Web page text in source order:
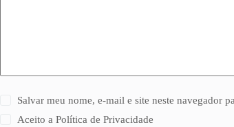
Salvar meu nome, e-mail e site neste navegador
Aceito aPolítica de Privacidade